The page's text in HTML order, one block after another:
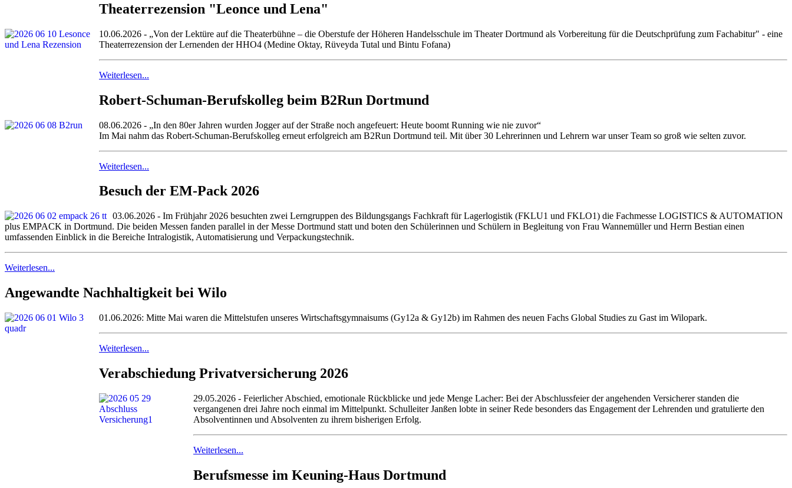
Theaterrezension "Leonce und Lena"
10.06.2026 - „Von der Lektüre auf die Theaterbühne – die Oberstufe der Höheren Handelsschule im Theater Dortmund als Vorbereitung für die Deutschprüfung zum Fachabitur" - eine
Theaterrezension der Lernenden der HHO4 (Medine Oktay, Rüveyda Tutal und Bintu Fofana)
Weiterlesen...
Robert-Schuman-Berufskolleg beim B2Run Dortmund
08.06.2026 - „In den 80er Jahren wurden Jogger auf der Straße noch angefeuert: Heute boomt Running wie nie zuvor“
Im Mai nahm das Robert-Schuman-Berufskolleg erneut erfolgreich am B2Run Dortmund teil. Mit über 30 Lehrerinnen und Lehrern war unser Team so groß wie selten zuvor.
Weiterlesen...
Besuch der EM-Pack 2026
03.06.2026 - Im Frühjahr 2026 besuchten zwei Lerngruppen des Bildungsgangs Fachkraft für Lagerlogistik (FKLU1 und FKLO1) die Fachmesse LOGISTICS & AUTOMATION
plus EMPACK in Dortmund. Die beiden Messen fanden parallel in der Messe Dortmund statt und boten den Schülerinnen und Schülern in Begleitung von Frau Wannemüller und Herrn Bestian einen
umfassenden Einblick in die Bereiche Intralogistik, Automatisierung und Verpackungstechnik.
Weiterlesen...
Angewandte Nachhaltigkeit bei Wilo
01.06.2026: Mitte Mai waren die Mittelstufen unseres Wirtschaftsgymnaisums (Gy12a & Gy12b) im Rahmen des neuen Fachs Global Studies zu Gast im Wilopark.
Weiterlesen...
Verabschiedung Privatversicherung 2026
29.05.2026 - Feierlicher Abschied, emotionale Rückblicke und jede Menge Lacher: Bei der Abschlussfeier der angehenden Versicherer standen die
vergangenen drei Jahre noch einmal im Mittelpunkt. Schulleiter Janßen lobte in seiner Rede besonders das Engagement der Lehrenden und gratulierte den
Absolventinnen und Absolventen zu ihrem bisherigen Erfolg.
Weiterlesen...
Berufsmesse im Keuning-Haus Dortmund